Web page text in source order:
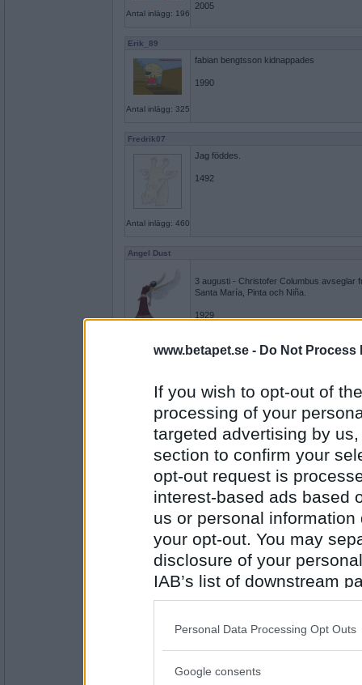
www.betapet.se - Do Not Process
If you wish to opt-out of
processing of your
targeted advertising by
section to confirm your
opt-out request is
interest-based ads based
us or personal
your opt-out. You may
disclosure of your
IAB’s list of downstream
also be disclosed by us
Downstream Participants
Please note that this
Personal Data Processing Opt Outs
Google consents
Antal inlägg: 196
2005
Erik_89
Antal inlägg: 325
fabian bengtsson kidnappades
1990
Fredrik07
Antal inlägg: 460
Jag föddes.
1492
Angel Dust
3 augusti - Christofer Columbus avseglar
Santa María, Pinta och Niña.
1929
Antal inlägg: 460
Börskrashen i USA börjar.
2010
Antal inlägg:
6836
Då hoppas jag att jag hunnit en vända
2007